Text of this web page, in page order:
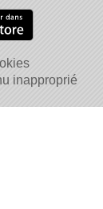
inapproprié